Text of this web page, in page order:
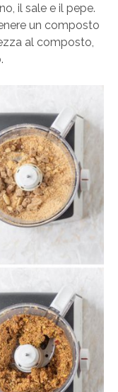
il sale e il pepe.
un composto
al composto,